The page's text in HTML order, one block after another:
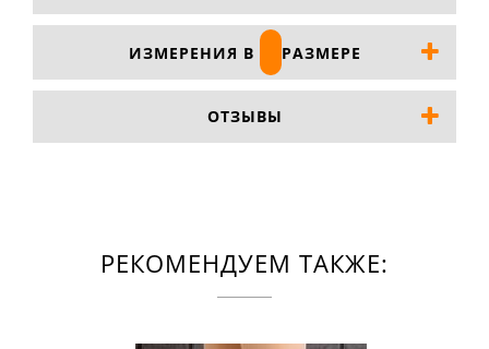
ИЗМЕРЕНИЯ В РАЗМЕРЕ
ОТЗЫВЫ
РЕКОМЕНДУЕМ ТАКЖЕ: